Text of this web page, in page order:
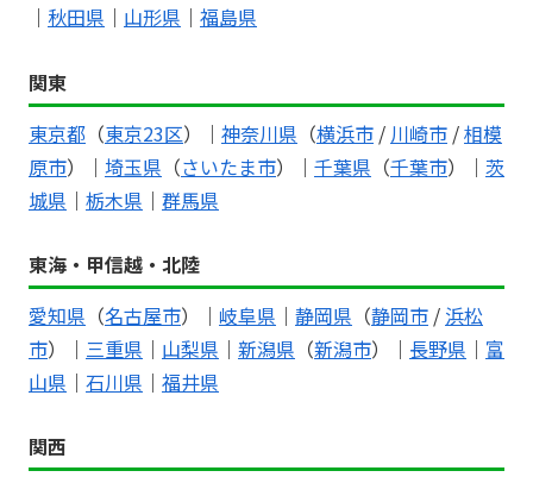
｜ 秋田県 ｜ 山形県 ｜ 福島県
関東
東京都 （東京23区）｜ 神奈川県 （横浜市 / 川崎市 /相模
原市）｜ 埼玉県 （さいたま市）｜ 千葉県 （千葉市）｜ 茨
城県 ｜ 栃木県 ｜ 群馬県
東海・甲信越・北陸
愛知県 （名古屋市）｜ 岐阜県 ｜ 静岡県 （静岡市 / 浜松
市）｜ 三重県 ｜ 山梨県 ｜ 新潟県 （新潟市）｜ 長野県 ｜ 富
山県 ｜ 石川県 ｜ 福井県
関西